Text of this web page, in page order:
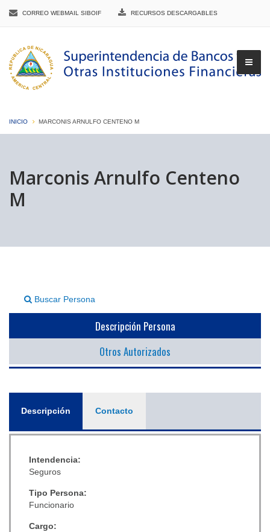
CORREO WEBMAIL SIBOIF RECURSOS DESCARGABLES
INICIO MARCONIS ARNULFO CENTENO M
Marconis Arnulfo Centeno
M
Buscar Persona
Descripción Persona
Otros Autorizados
Descripción (solapaContacto
Intendencia:
Seguros
Tipo Persona:
Funcionario
Cargo: